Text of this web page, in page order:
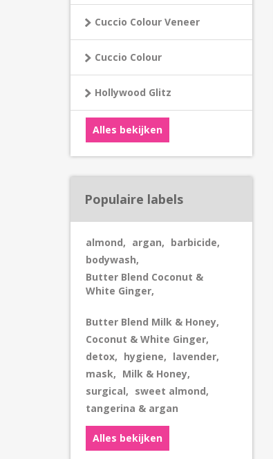
Cuccio Colour Veneer
Cuccio Colour
Hollywood Glitz
Alles bekijken
Populaire labels
almond, argan, barbicide,
bodywash,
Butter Blend Coconut &
White Ginger,
Butter Blend Milk & Honey,
Coconut & White Ginger,
detox, hygiene, lavender,
mask, Milk & Honey,
surgical, sweet almond,
tangerina & argan
Alles bekijken